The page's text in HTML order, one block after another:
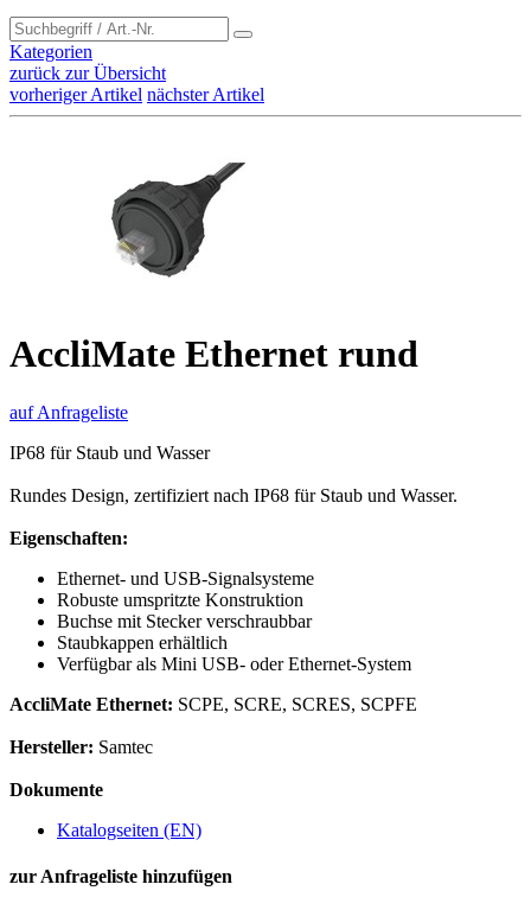
Kategorien
zurück zur Übersicht
vorheriger Artikel nächster Artikel
AccliMate Ethernet rund
auf Anfrageliste
IP68 für Staub und Wasser
Rundes Design, zertifiziert nach IP68 für Staub und Wasser.
Eigenschaften:
Ethernet- und USB-Signalsysteme
Robuste umspritzte Konstruktion
Buchse mit Stecker verschraubbar
Staubkappen erhältlich
Verfügbar als Mini USB- oder Ethernet-System
AccliMate Ethernet: SCPE, SCRE, SCRES, SCPFE
Hersteller: Samtec
Dokumente
Katalogseiten (EN)
zur Anfrageliste hinzufügen